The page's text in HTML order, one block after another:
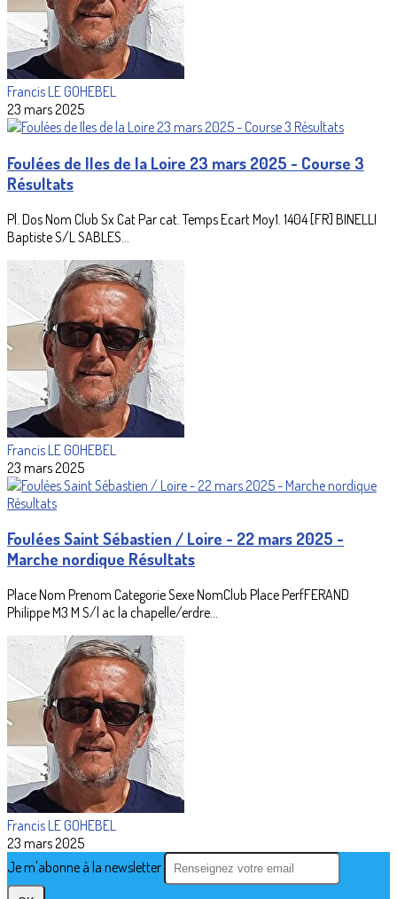
Francis LE GOHEBEL
23 mars 2025
Foulées de Iles de la Loire 23 mars 2025 - Course 3
Résultats
Pl. Dos Nom Club Sx Cat Par cat. Temps Ecart Moy1. 1404 [FR] BINELLI
Baptiste S/L SABLES...
Francis LE GOHEBEL
23 mars 2025
Foulées Saint Sébastien / Loire - 22 mars 2025 -
Marche nordique Résultats
Place Nom Prenom Categorie Sexe NomClub Place PerfFERAND
Philippe M3 M S/l ac la chapelle/erdre...
Francis LE GOHEBEL
23 mars 2025
Je m'abonne à la newsletter